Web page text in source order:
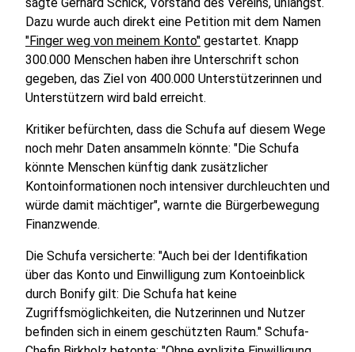
Dazu wurde auch direkt eine Petition mit dem Namen
"Finger weg von meinem Konto" gestartet. Knapp
300.000 Menschen haben ihre Unterschrift schon
gegeben, das Ziel von 400.000 Unterstützerinnen und
Unterstützern wird bald erreicht.
Kritiker befürchten, dass die Schufa auf diesem Wege
noch mehr Daten ansammeln könnte: "Die Schufa
könnte Menschen künftig dank zusätzlicher
Kontoinformationen noch intensiver durchleuchten und
würde damit mächtiger", warnte die Bürgerbewegung
Finanzwende.
Die Schufa versicherte: "Auch bei der Identifikation
über das Konto und Einwilligung zum Kontoeinblick
durch Bonify gilt: Die Schufa hat keine
Zugriffsmöglichkeiten, die Nutzerinnen und Nutzer
befinden sich in einem geschützten Raum." Schufa-